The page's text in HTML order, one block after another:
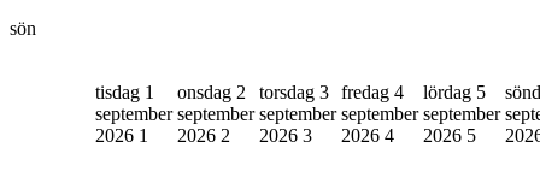
sön
tisdag 1
september
2026 1
onsdag 2
september
2026 2
torsdag 3
september
2026 3
fredag 4
september
2026 4
lördag 5
september
2026 5